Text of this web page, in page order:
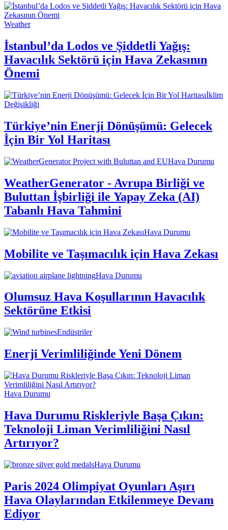
Weather
İstanbul’da Lodos ve Şiddetli Yağış:
Havacılık Sektörü için Hava Zekasının
Önemi
İklim
Değişikliği
Türkiye’nin Enerji Dönüşümü: Gelecek
İçin Bir Yol Haritası
Hava Durumu
WeatherGenerator - Avrupa Birliği ve
Buluttan İşbirliği ile Yapay Zeka (AI)
Tabanlı Hava Tahmini
Hava Durumu
Mobilite ve Taşımacılık için Hava Zekası
Hava Durumu
Olumsuz Hava Koşullarının Havacılık
Sektörüne Etkisi
Endüstriler
Enerji Verimliliğinde Yeni Dönem
Hava Durumu
Hava Durumu Riskleriyle Başa Çıkın:
Teknoloji Liman Verimliliğini Nasıl
Artırıyor?
Hava Durumu
Paris 2024 Olimpiyat Oyunları Aşırı
Hava Olaylarından Etkilenmeye Devam
Ediyor